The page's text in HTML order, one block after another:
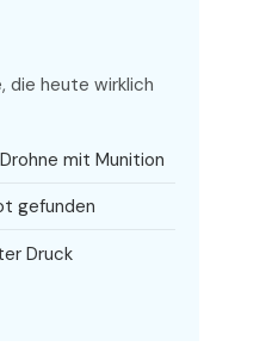
die heute wirklich
mit Munition
gefunden
Druck